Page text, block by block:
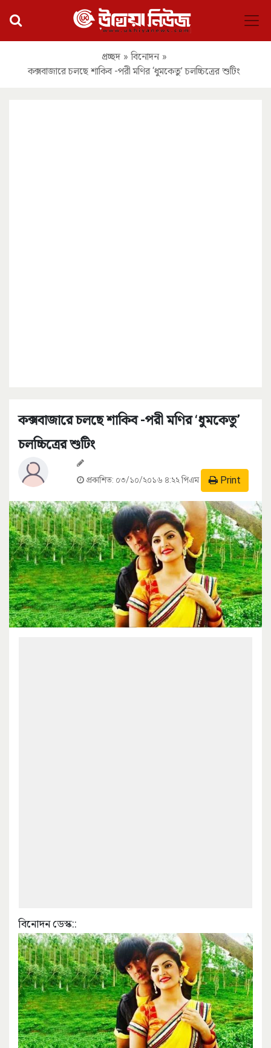
প্রচ্ছদ » বিনোদন »
কক্সবাজারে চলছে শাকিব -পরী মণির ‘ধুমকেতু’ চলচ্চিত্রের শুটিং
কক্সবাজারে চলছে শাকিব -পরী মণির ‘ধুমকেতু’
চলচ্চিত্রের শুটিং
প্রকাশিত: ০৩/১০/২০১৬ ৪:২২ পিএম Print
বিনোদন ডেস্ক::